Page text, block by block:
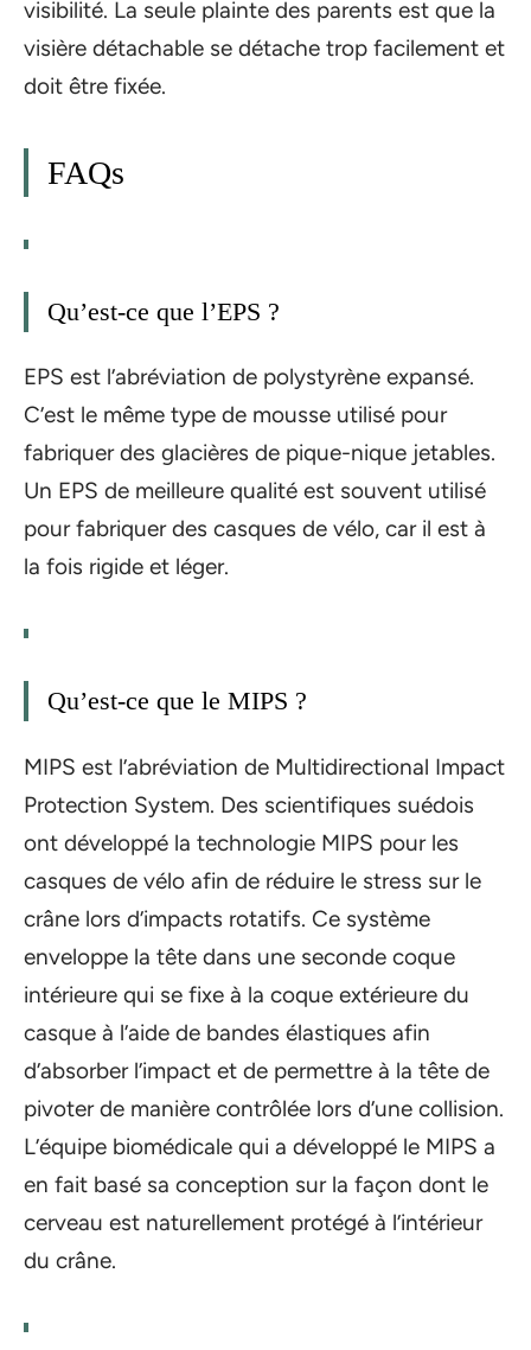
visibilité. La seule plainte des parents est que la
visière détachable se détache trop facilement et
doit être fixée.
FAQs
Qu’est-ce que l’EPS ?
EPS est l’abréviation de polystyrène expansé.
C’est le même type de mousse utilisé pour
fabriquer des glacières de pique-nique jetables.
Un EPS de meilleure qualité est souvent utilisé
pour fabriquer des casques de vélo, car il est à
la fois rigide et léger.
Qu’est-ce que le MIPS ?
MIPS est l’abréviation de Multidirectional Impact
Protection System. Des scientifiques suédois
ont développé la technologie MIPS pour les
casques de vélo afin de réduire le stress sur le
crâne lors d’impacts rotatifs. Ce système
enveloppe la tête dans une seconde coque
intérieure qui se fixe à la coque extérieure du
casque à l’aide de bandes élastiques afin
d’absorber l’impact et de permettre à la tête de
pivoter de manière contrôlée lors d’une collision.
L’équipe biomédicale qui a développé le MIPS a
en fait basé sa conception sur la façon dont le
cerveau est naturellement protégé à l’intérieur
du crâne.